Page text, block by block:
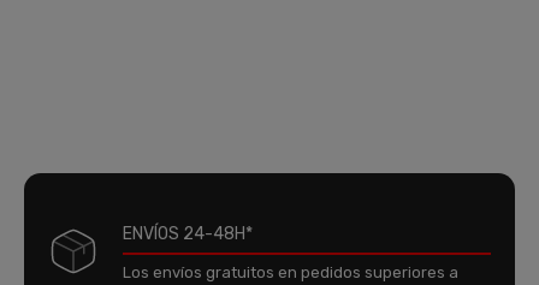
ENVÍOS 24-48H*
Los envíos gratuitos en pedidos superiores a